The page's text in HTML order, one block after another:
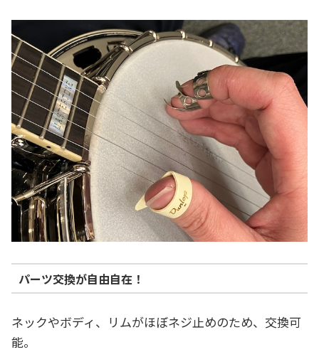
パーツ交換が自由自在！
ネックやボディ、リムがほぼネジ止めのため、交換可
能。